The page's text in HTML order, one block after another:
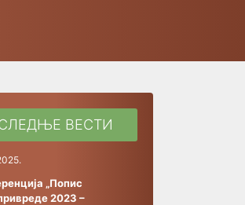
ВЕСТИ
„Попис
2023 –